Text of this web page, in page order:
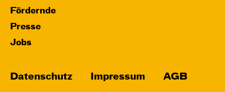
Fördernde
Presse
Jobs
Datenschutz Impressum AGB